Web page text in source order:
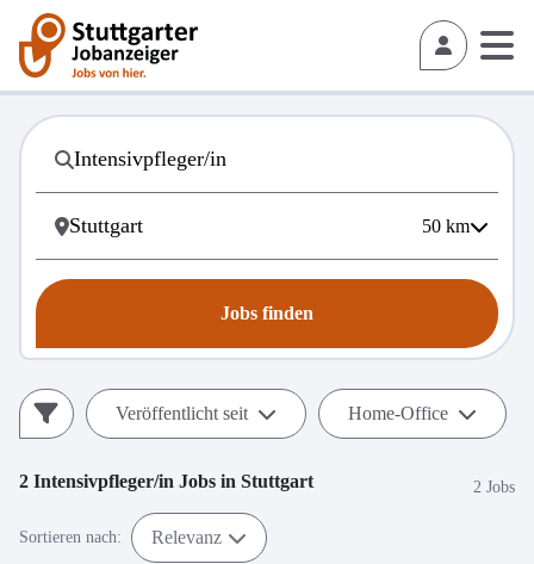
50 km
Jobs finden
Veröffentlicht seit Home-Office
2 Intensivpfleger/in Jobs in Stuttgart 2 Jobs
Sortieren nach: Relevanz